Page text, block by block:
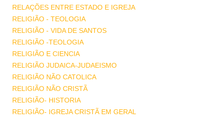
RELAÇÕES ENTRE ESTADO E IGREJA
RELIGIÃO - TEOLOGIA
RELIGIÃO - VIDA DE SANTOS
RELIGIÃO -TEOLOGIA
RELIGIÃO E CIENCIA
RELIGIÃO JUDAICA-JUDAEISMO
RELIGIÃO NÃO CATOLICA
RELIGIÃO NÃO CRISTÃ
RELIGIÃO- HISTORIA
RELIGIÃO- IGREJA CRISTÃ EM GERAL